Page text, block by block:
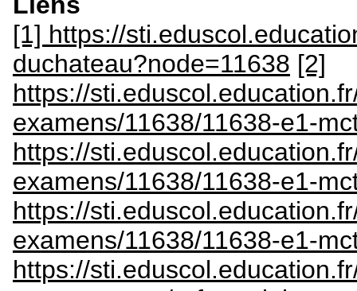
[1] https://
duchateau?node=11638 [2]
https://
examens/11638/11638-e1-
https://
examens/11638/11638-e1-
https://
examens/11638/11638-e1-
https://